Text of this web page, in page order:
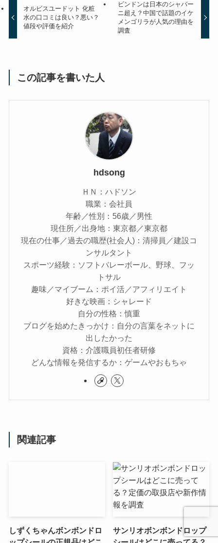
オルビスユードット 化粧
水の口コミは良い？悪い？
値段や評価を紹介
ビンドンは日本のシャバー
ニ超え？中国で話題のイケ
メンゴリラが人気の理由を
調査
この記事を書いた人
hdsong
ＨＮ：ハドソン
職業：会社員
年齢／性別：56歳／男性
現住所／出身地：東京都／東京都
現在の仕事／過去の職歴(社会人)：清掃員／建設コ
ンサルタント
スポーツ経験：ソフトバレーボール、野球、フッ
トサル
趣味／マイブーム：ポイ活／アフィリエイト
好きな映画：シャレード
自分の性格：慎重
ブログを始めたきっかけ：自分の言葉をネットに
出したかった
資格：介護職員初任者研修
どんな情報を発信するか：ゲームやおもちゃ
関連記事
しずくちゃんボンボンドロ
サンリオボンボンドロップ